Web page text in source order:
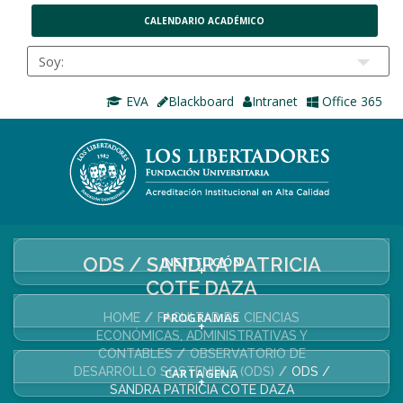
CALENDARIO ACADÉMICO
EVA Blackboard Intranet Office 365
INSTITUCIÓN
+
PROGRAMAS
+
CARTAGENA
+
ODS / SANDRA PATRICIA
COTE DAZA
HOME
FACULTAD DE CIENCIAS
ECONÓMICAS, ADMINISTRATIVAS Y
CONTABLES
OBSERVATORIO DE
DESARROLLO SOSTENIBLE (ODS)
ODS /
SANDRA PATRICIA COTE DAZA